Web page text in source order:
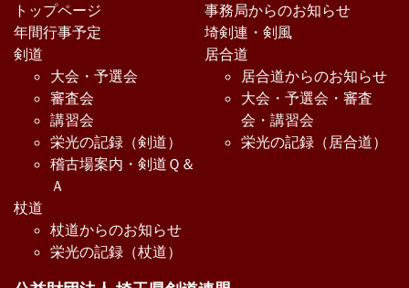
トップページ
事務局からのお知らせ
年間行事予定
埼剣連・剣風
剣道
大会・予選会
審査会
講習会
栄光の記録（剣道）
稽古場案内・剣道Ｑ＆
Ａ
居合道
居合道からのお知らせ
大会・予選会・審査
会・講習会
栄光の記録（居合道）
杖道
杖道からのお知らせ
栄光の記録（杖道）